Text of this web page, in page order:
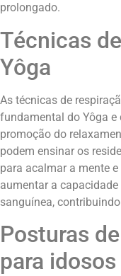
prolongado.
Técnicas
Yôga
As técnicas de
fundamental do Yôga
promoção do
podem ensinar os
para acalmar a mente
aumentar a
sanguínea,
Posturas
para idosos